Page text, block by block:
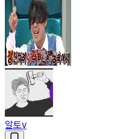
알토v